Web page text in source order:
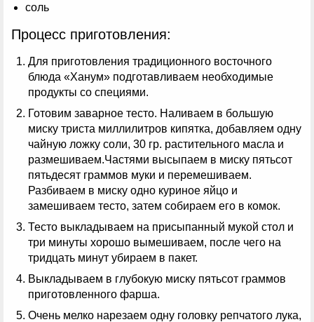
соль
Процесс приготовления:
Для приготовления традиционного восточного
блюда «Ханум» подготавливаем необходимые
продукты со специями.
Готовим заварное тесто. Наливаем в большую
миску триста миллилитров кипятка, добавляем одну
чайную ложку соли, 30 гр. растительного масла и
размешиваем.Частями высыпаем в миску пятьсот
пятьдесят граммов муки и перемешиваем.
Разбиваем в миску одно куриное яйцо и
замешиваем тесто, затем собираем его в комок.
Тесто выкладываем на присыпанный мукой стол и
три минуты хорошо вымешиваем, после чего на
тридцать минут убираем в пакет.
Выкладываем в глубокую миску пятьсот граммов
приготовленного фарша.
Очень мелко нарезаем одну головку репчатого лука,